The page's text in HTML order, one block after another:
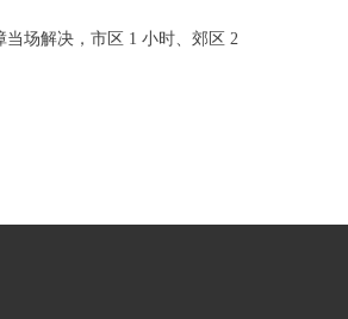
场解决，市区 1 小时、郊区 2